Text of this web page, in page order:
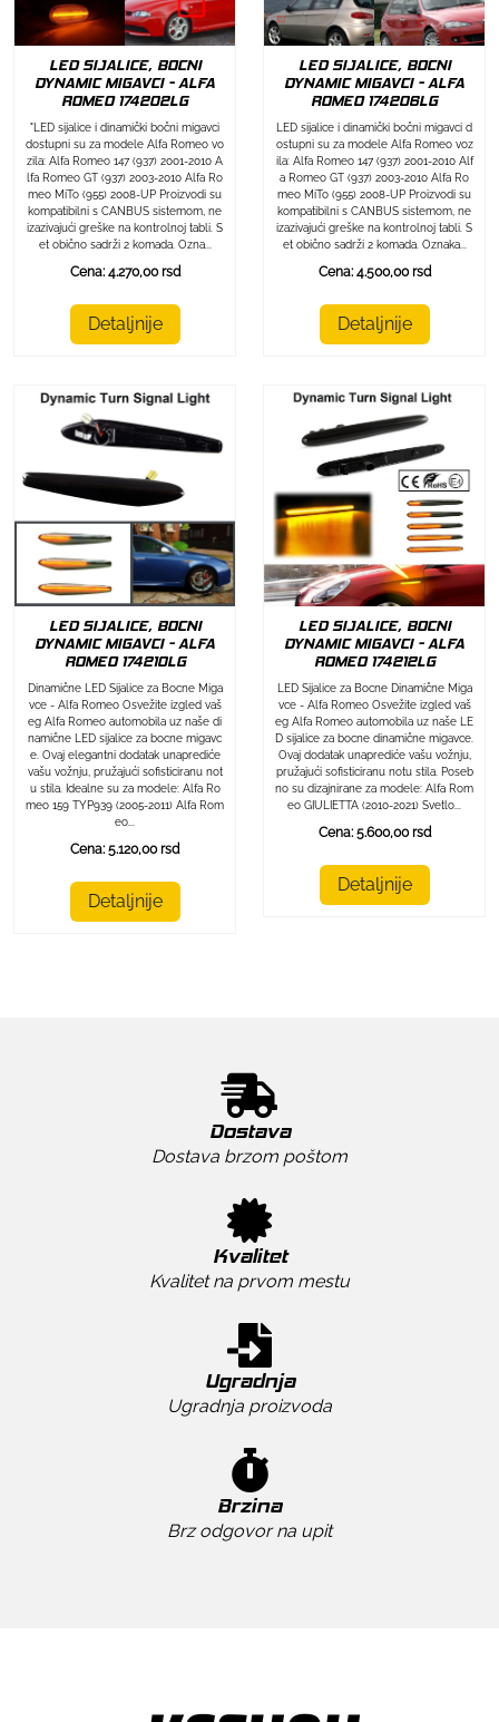
LED SIJALICE, BOCNI
DYNAMIC MIGAVCI - ALFA
ROMEO 174202LG
"LED sijalice i dinamički bočni migavci
dostupni su za modele Alfa Romeo vo
zila: Alfa Romeo 147 (937) 2001-2010 A
lfa Romeo GT (937) 2003-2010 Alfa Ro
meo MiTo (955) 2008-UP Proizvodi su
kompatibilni s CANBUS sistemom, ne
izazivajući greške na kontrolnoj tabli. S
et obično sadrži 2 komada. Ozna...
Cena: 4.270,00 rsd
Detaljnije
LED SIJALICE, BOCNI
DYNAMIC MIGAVCI - ALFA
ROMEO 174206LG
LED sijalice i dinamički bočni migavci d
ostupni su za modele Alfa Romeo voz
ila: Alfa Romeo 147 (937) 2001-2010 Alf
a Romeo GT (937) 2003-2010 Alfa Ro
meo MiTo (955) 2008-UP Proizvodi su
kompatibilni s CANBUS sistemom, ne
izazivajući greške na kontrolnoj tabli. S
et obično sadrži 2 komada. Oznaka...
Cena: 4.500,00 rsd
Detaljnije
LED SIJALICE, BOCNI
DYNAMIC MIGAVCI - ALFA
ROMEO 174210LG
Dinamične LED Sijalice za Bocne Miga
vce - Alfa Romeo Osvežite izgled vaš
eg Alfa Romeo automobila uz naše di
namične LED sijalice za bocne migavc
e. Ovaj elegantni dodatak unaprediće
vašu vožnju, pružajući sofisticiranu not
u stila. Idealne su za modele: Alfa Ro
meo 159 TYP939 (2005-2011) Alfa Rom
eo...
Cena: 5.120,00 rsd
Detaljnije
LED SIJALICE, BOCNI
DYNAMIC MIGAVCI - ALFA
ROMEO 174212LG
LED Sijalice za Bocne Dinamične Miga
vce - Alfa Romeo Osvežite izgled vaš
eg Alfa Romeo automobila uz naše LE
D sijalice za bocne dinamične migavce.
Ovaj dodatak unaprediće vašu vožnju,
pružajući sofisticiranu notu stila. Poseb
no su dizajnirane za modele: Alfa Rom
eo GIULIETTA (2010-2021) Svetlo...
Cena: 5.600,00 rsd
Detaljnije
Dostava
Dostava brzom poštom
Kvalitet
Kvalitet na prvom mestu
Ugradnja
Ugradnja proizvoda
Brzina
Brz odgovor na upit